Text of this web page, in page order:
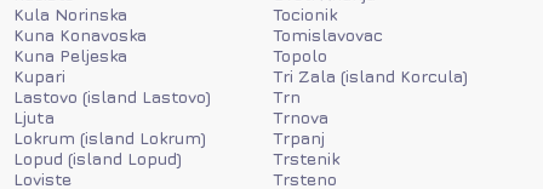
Kula Norinska
Kuna Konavoska
Kuna Peljeska
Kupari
Lastovo (island Lastovo)
Ljuta
Lokrum (island Lokrum)
Lopud (island Lopud)
Loviste
Tocionik
Tomislavovac
Topolo
Tri Zala (island Korcula)
Trn
Trnova
Trpanj
Trstenik
Trsteno